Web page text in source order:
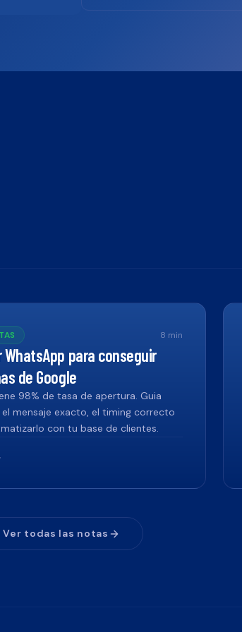
8 min
WhatsApp para conseguir
de Google
98% de tasa de apertura. Guia
mensaje exacto, el timing correcto
con tu base de clientes.
Ver todas las notas